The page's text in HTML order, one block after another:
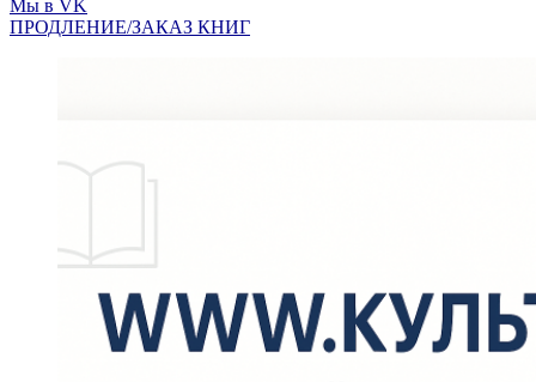
Мы в VK
ПРОДЛЕНИЕ/ЗАКАЗ КНИГ